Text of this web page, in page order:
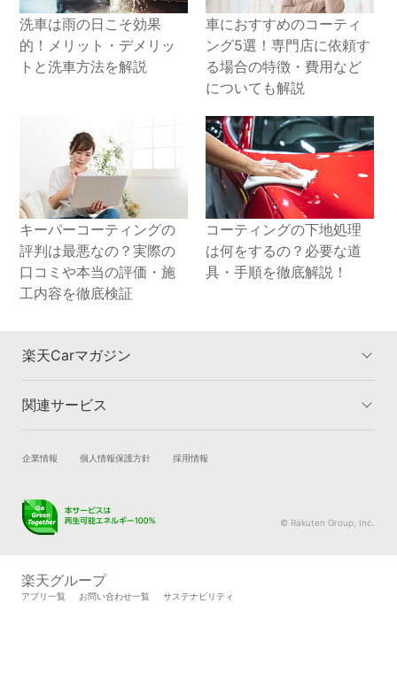
洗車は雨の日こそ効果
的！メリット・デメリッ
トと洗車方法を解説
車におすすめのコーティ
ング5選！専門店に依頼す
る場合の特徴・費用など
についても解説
キーパーコーティングの
評判は最悪なの？実際の
口コミや本当の評価・施
工内容を徹底検証
コーティングの下地処理
は何をするの？必要な道
具・手順を徹底解説！
楽天Carマガジン
楽天Carマガジントップ
洗車・コーティングのカテゴリー
タイヤ交換のカテゴリー
車購入のカテゴリー
関連サービス
試乗・商談
新車購入
キズ修理予約
メンテナンス管理
自動車カタログ
自動車保険
企業情報 個人情報保護方針 採用情報
© Rakuten Group, Inc.
楽天グループ
アプリ一覧 お問い合わせ一覧 サステナビリティ